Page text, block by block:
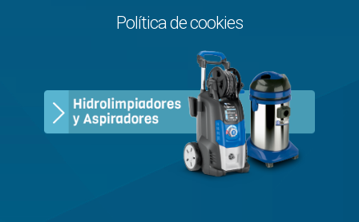
Política de cookies